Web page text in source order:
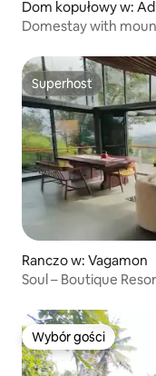
Dom kopułowy w:
Domestay with
Superhost
Superhost
Ranczo w: Vagamon
Soul – Boutique
Wybór gości
Wybór gości